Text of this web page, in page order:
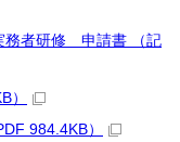
務者研修 申請書 （記
）
984.4KB）